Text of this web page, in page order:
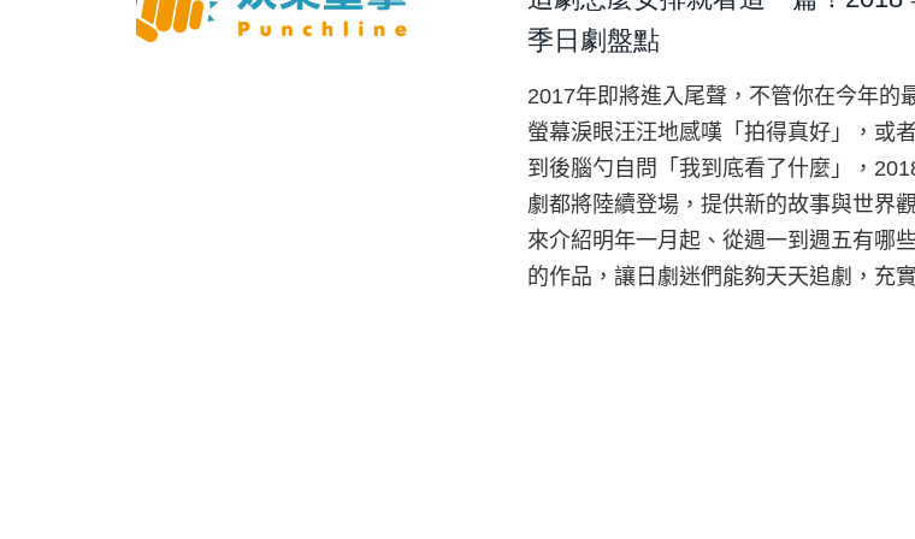
季日劇盤點
2017年即將進入尾聲，不管你在今年的
螢幕淚眼汪汪地感嘆「拍得真好」，或
到後腦勺自問「我到底看了什麼」，
劇都將陸續登場，提供新的故事與世界
來介紹明年一月起、從週一到週五有哪
的作品，讓日劇迷們能夠天天追劇，充實